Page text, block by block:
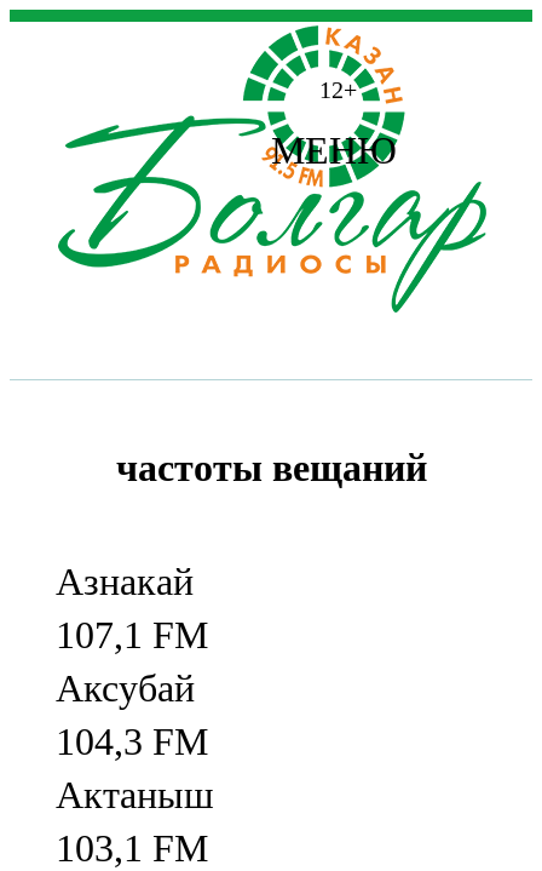
12+
МЕНЮ
частоты вещаний
Азнакай
107,1 FM
Аксубай
104,3 FM
Актаныш
103,1 FM